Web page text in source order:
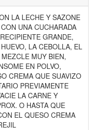
LA LECHE Y SAZONE
UNA CUCHARADA
GRANDE,
LA CEBOLLA, EL
MUY BIEN,
EN POLVO,
CREMA QUE SUAVIZO
PREVIAMENTE
LA CARNE Y
O HASTA QUE
EL QUESO CREMA